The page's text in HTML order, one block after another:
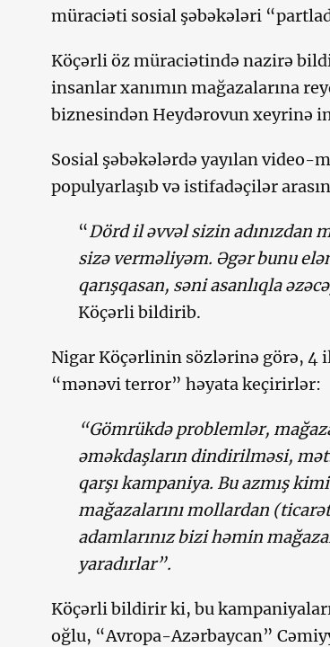
müraciəti sosial şəbəkələri
Köçərli öz müraciətində nazirə
insanlar xanımın mağazalarına
biznesindən Heydərovun xeyrinə
Sosial şəbəkələrdə yayılan video-
populyarlaşıb və istifadəçilər
“Dörd il əvvəl sizin adınızdan
sizə verməliyəm. Əgər bunu
qarışqasan, səni asanlıqla
Köçərli bildirib.
Nigar Köçərlinin sözlərinə görə, 4
“mənəvi terror” həyata keçirirlər:
“Gömrükdə problemlər,
əməkdaşların dindirilməsi,
qarşı kampaniya. Bu azmış
mağazalarını mollardan
adamlarınız bizi həmin
yaradırlar”.
Köçərli bildirir ki, bu
oğlu, “Avropa-Azərbaycan”